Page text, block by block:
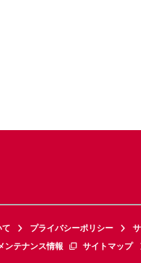
プライバシーポリシー
ンテナンス情報 サイトマップ